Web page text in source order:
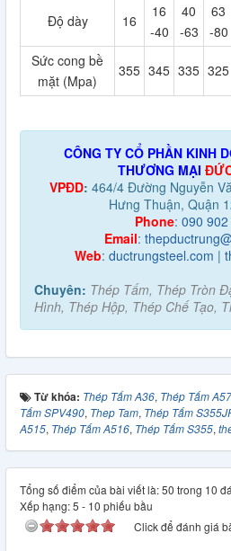
Độ dày 16
16
-40
40
-63
63
-80
Sức cong bề
mặt (Mpa)
355 345 335 325
CÔNG TY CỔ PHẦN KINH
THƯƠNG MẠI
VPĐD: 464/4 Đường Nguyễn
Hưng Thuận, Quận
Phone: 090
Email:
Web: ductrungsteel.com |
Chuyên: Thép Tấm, Thép Tròn
Hình, Thép Hộp, Thép Chế Tạo,
Từ khóa: Thép Tấm A36, Thép Tấm
Tấm SPV490, Thep Tam, Thép Tấm
A515, Thép Tấm A516, Thép Tấm S355,
Tổng số điểm của bài viết là: 50 trong 10
Xếp hạng:5 - 10 phiếu bầu
Click để đánh giá